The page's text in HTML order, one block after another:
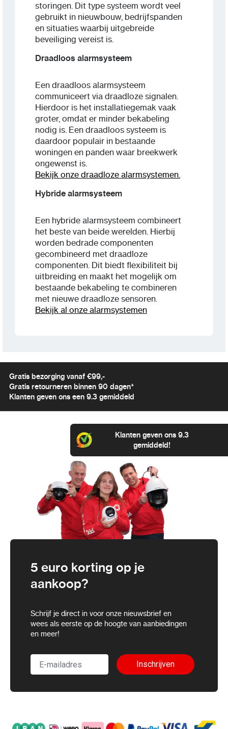
storingen. Dit type systeem wordt veel
gebruikt in nieuwbouw, bedrijfspanden
en situaties waarbij uitgebreide
beveiliging vereist is.
Draadloos alarmsysteem
Een draadloos alarmsysteem
communiceert via draadloze signalen.
Hierdoor is het installatiegemak vaak
groter, omdat er minder bekabeling
nodig is. Een draadloos systeem is
daardoor populair in bestaande
woningen en panden waar breekwerk
ongewenst is.
Bekijk onze draadloze alarmsystemen.
Hybride alarmsysteem
Een hybride alarmsysteem combineert
het beste van beide werelden. Hierbij
worden bedrade componenten
gecombineerd met draadloze
componenten. Dit biedt flexibiliteit bij
uitbreiding en maakt het mogelijk om
bestaande bekabeling te combineren
met nieuwe draadloze sensoren.
Bekijk al onze alarmsystemen
Gratis bezorging vanaf €99,-
Gratis retourneren binnen 90 dagen*
Klanten geven ons een 9.3 gemiddeld
5 euro korting op je
aankoop?
Schrijf je direct in voor onze nieuwsbrief en
wees als eerste op de hoogte van aanbiedingen
en meer!
Inschrijven
Klanten geven ons 9.3
gemiddeld!